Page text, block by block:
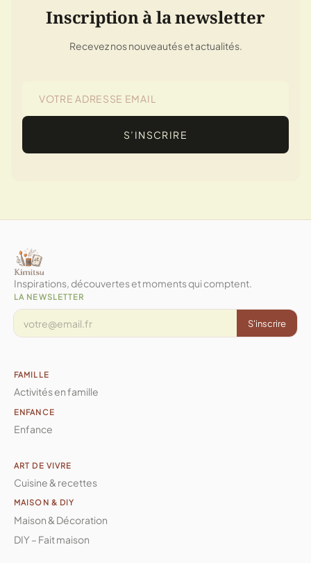
Inscription à la newsletter
Recevez nos nouveautés et actualités.
S’INSCRIRE
Inspirations, découvertes et moments qui comptent.
LA NEWSLETTER
S'inscrire
FAMILLE
Activités en famille
ENFANCE
Enfance
ART DE VIVRE
Cuisine & recettes
MAISON & DIY
Maison & Décoration
DIY – Fait maison